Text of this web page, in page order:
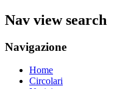
Nav view search
Navigazione
Home
Circolari